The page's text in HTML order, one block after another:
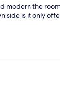
modern the
side is it only